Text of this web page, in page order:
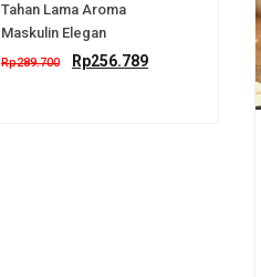
Tahan Lama Aroma
Maskulin Elegan
Rp289.700 Rp256.789